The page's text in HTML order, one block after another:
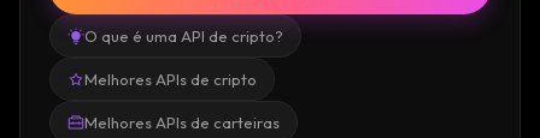
O que é uma API de cripto?
Melhores APIs de cripto
Melhores APIs de carteiras